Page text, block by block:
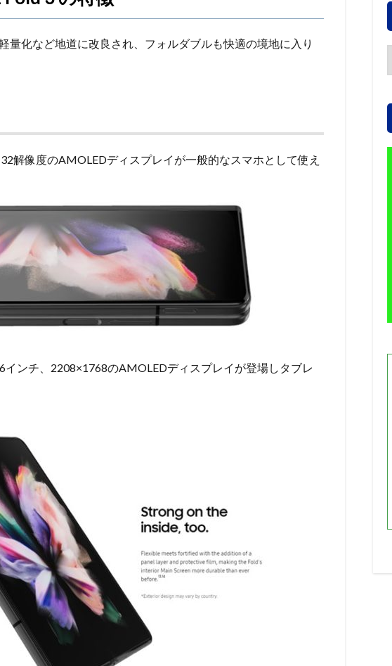
量化など地道に改良され、フォルダブルも快適の境地に入り
解像度のAMOLEDディスプレイが一般的なスマホとして使え
インチ、2208×1768のAMOLEDディスプレイが登場しタブレ